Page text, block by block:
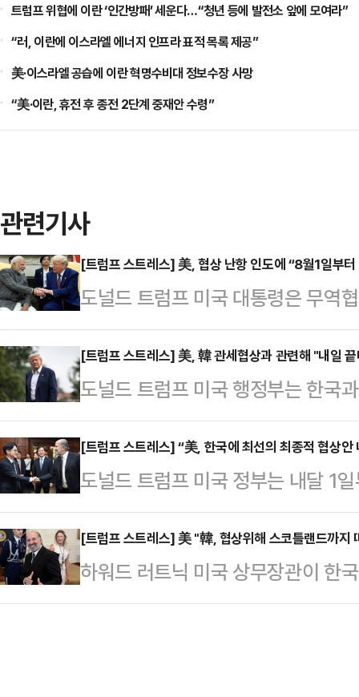
트럼프 위협에 이란 ‘인간방패’ 세운다…“청년 등에 발전소 앞에 모여라”
“러, 이란에 이스라엘 에너지 인프라 표적 목록 제공”
美·이스라엘 공습에 이란 혁명수비대 정보수장 사망
“美·이란, 휴전 후 종전 2단계 중재안 수령”
관련기사
[트럼프 스트레스] 美, 협상 난항 인도에 “8월1일부
도널드 트럼프 미국 대통령은 무역
인도에 대해 내달 1일부터 상호관
이터통신 등에 따르면 트럼프 미국
셜미디어(SNS) 트루스소셜을 통
로 많은 무역을 하지 않았다”며 “
서 아마 가장 놓을 것이다”라고 비
터 군사장비의 대부분을 구매해 왔
육을 멈추길 원하는 시…
[트럼프 스트레스] 美, 韓 관세협상과 관련해 "내일
도널드 트럼프 미국 행정부는 한국
것"이라고 밝혔다.AP통신에 따르
턴DC 백악관에서 ‘한국과의 관세
“내일 끝나지는 않을 것”이라고 말
지고 있으며 우리가 의도한 대로”
매우 강력하고 부유한 미국이 돼야
질문을 이해하고 한국과의 관세 협
대해 말했는지…
[트럼프 스트레스] “美, 한국에 최선의 최종적 협상안
도널드 트럼프 미국 정부는 내달 1
무역협상과 관련, 한국에 ‘최선’의
것으로 29일(현지시간) 알려졌다.
지 않은 만큼 한국과 미국 간 무역
트저널(WSJ)에 따르면 하워드 러
[트럼프 스트레스] 美 "韓, 협상위해 스코틀랜드까지
하워드 러트닉 미국 상무장관이 한
스코틀랜드에 찾아왔다고 밝혔다.